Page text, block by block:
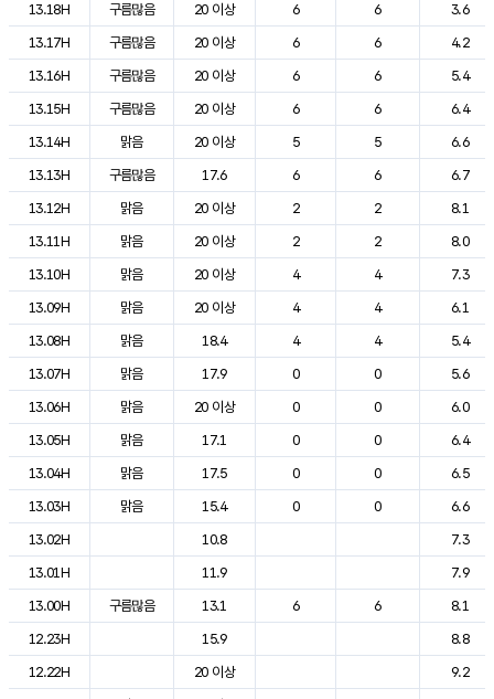
13.18H
구름많음 20 이상 6 6
3.6
13.17H
구름많음 20 이상 6 6
4.2
13.16H
구름많음 20 이상 6 6
5.4
13.15H
구름많음 20 이상 6 6
6.4
13.14H
맑음 20 이상 5 5
6.6
13.13H
구름많음 17.6 6 6
6.7
13.12H
맑음 20 이상 2 2
8.1
13.11H
맑음 20 이상 2 2
8.0
13.10H
맑음 20 이상 4 4
7.3
13.09H
맑음 20 이상 4 4
6.1
13.08H
맑음 18.4 4 4
5.4
13.07H
맑음 17.9 0 0
5.6
13.06H
맑음 20 이상 0 0
6.0
13.05H
맑음 17.1 0 0
6.4
13.04H
맑음 17.5 0 0
6.5
13.03H
맑음 15.4 0 0
6.6
13.02H
10.8
7.3
13.01H
11.9
7.9
13.00H
구름많음 13.1 6 6
8.1
12.23H
15.9
8.8
12.22H
20 이상
9.2